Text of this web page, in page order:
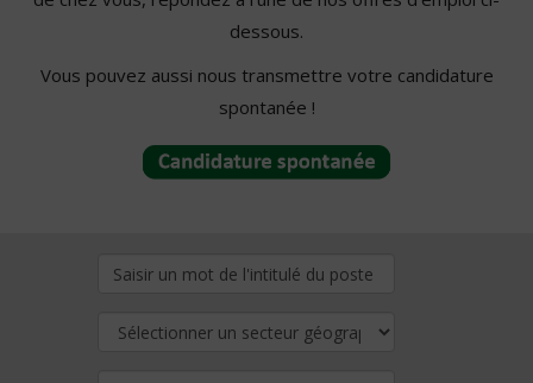
dessous.
Vous pouvez aussi nous transmettre votre candidature
spontanée !